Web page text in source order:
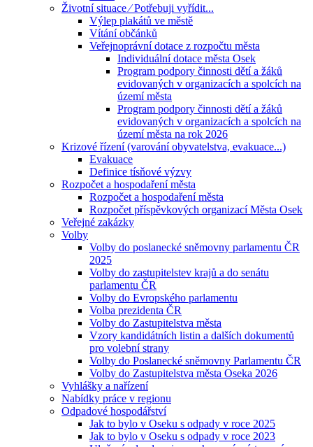
Životní situace ⁄ Potřebuji vyřídit...
Výlep plakátů ve městě
Vítání občánků
Veřejnoprávní dotace z rozpočtu města
Individuální dotace města Osek
Program podpory činnosti dětí a žáků
evidovaných v organizacích a spolcích na
území města
Program podpory činnosti dětí a žáků
evidovaných v organizacích a spolcích na
území města na rok 2026
Krizové řízení (varování obyvatelstva, evakuace...)
Evakuace
Definice tísňové výzvy
Rozpočet a hospodaření města
Rozpočet a hospodaření města
Rozpočet příspěvkových organizací Města Osek
Veřejné zakázky
Volby
Volby do poslanecké sněmovny parlamentu ČR
2025
Volby do zastupitelstev krajů a do senátu
parlamentu ČR
Volby do Evropského parlamentu
Volba prezidenta ČR
Volby do Zastupitelstva města
Vzory kandidátních listin a dalších dokumentů
pro volební strany
Volby do Poslanecké sněmovny Parlamentu ČR
Volby do Zastupitelstva města Oseka 2026
Vyhlášky a nařízení
Nabídky práce v regionu
Odpadové hospodářství
Jak to bylo v Oseku s odpady v roce 2025
Jak to bylo v Oseku s odpady v roce 2023